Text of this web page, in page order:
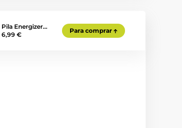
Pila Energizer…
6,99 €
Para comprar